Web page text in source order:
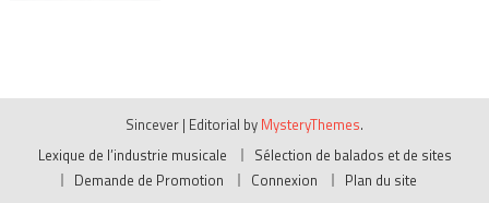
Sincever | Editorial by MysteryThemes.
Lexique de l’industrie musicale
Sélection de balados et de sites
Demande de Promotion
Connexion Plan du site